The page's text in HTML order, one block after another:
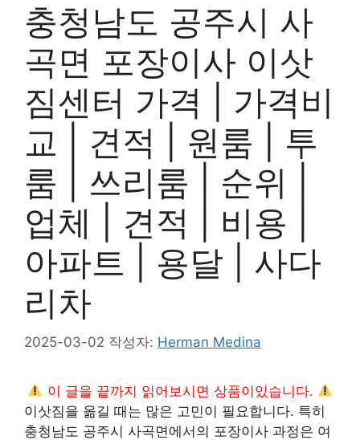
충청남도 공주시 사
곡면 포장이사 이삿
짐센터 가격 | 가격비
교 | 견적 | 원룸 | 투
룸 | 쓰리룸 | 순위 |
업체 | 견적 | 비용 |
아파트 | 용달 | 사다
리차
2025-03-02 작성자: Herman Medina
이 글을 끝까지 읽어보시면 상품이있습니다.
이삿짐을 옮길 때는 많은 고민이 필요합니다. 특히
충청남도 공주시 사곡면에서의 포장이사 과정은 여